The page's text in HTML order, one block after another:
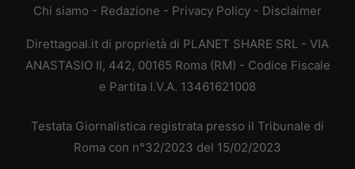
Chi siamo - Redazione - Privacy Policy - Disclaimer
Direttagoal.it di proprietà di PLANET SHARE SRL - VIA
ANASTASIO II, 442, 00165 Roma (RM) - Codice Fiscale
e Partita I.V.A. 13461621008
Testata Giornalistica registrata presso il Tribunale di
Roma con n°32/2023 del 15/02/2023